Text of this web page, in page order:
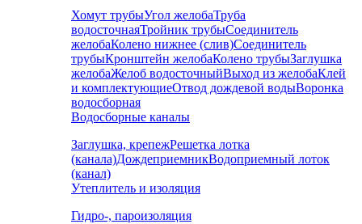
Хомут трубыУгол желобаТруба
водосточнаяТройник трубыСоединитель
желобаКолено нижнее (слив)Соединитель
трубыКронштейн желобаКолено трубыЗаглушка
желобаЖелоб водосточныйВыход из желобаКлей
и комплектующиеОтвод дождевой водыВоронка
водосборная
Водосборные каналы
Заглушка, крепежРешетка лотка
(канала)ДождеприемникВодоприемный лоток
(канал)
Утеплитель и изоляция
Гидро-, пароизоляция